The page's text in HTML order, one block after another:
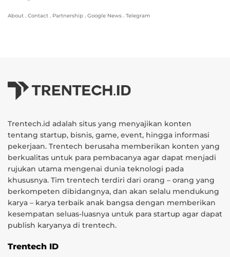
About . Contact . Partnership . Google News . Telegram
Trentech.id adalah situs yang menyajikan konten
tentang startup, bisnis, game, event, hingga informasi
pekerjaan. Trentech berusaha memberikan konten yang
berkualitas untuk para pembacanya agar dapat menjadi
rujukan utama mengenai dunia teknologi pada
khususnya. Tim trentech terdiri dari orang – orang yang
berkompeten dibidangnya, dan akan selalu mendukung
karya – karya terbaik anak bangsa dengan memberikan
kesempatan seluas-luasnya untuk para startup agar dapat
publish karyanya di trentech.
Trentech ID